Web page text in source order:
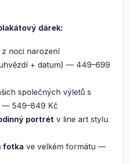
dárek:
z noci narození
+ datum) — 449–699
společných výletů s
— 549–849 Kč
portrét v line art stylu
fotka ve velkém formátu —